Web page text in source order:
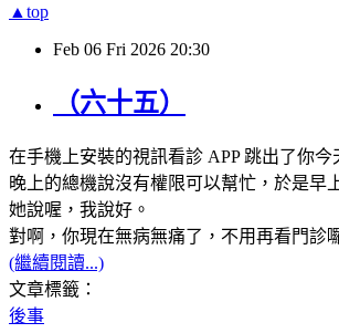
▲top
Feb 06 Fri 2026 20:30
（六十五）
在手機上安裝的視訊看診 APP 跳出了你
晚上的總機說沒有權限可以幫忙，於是早
她說喔，我說好。
對啊，你現在無病無痛了，不用再看門診
(繼續閱讀...)
文章標籤：
後事